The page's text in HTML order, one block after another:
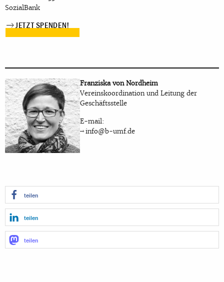
SozialBank
JETZT SPENDEN!
Franziska von Nordheim
Vereinskoordination und Leitung der
Geschäftsstelle
E-mail:
info@b-umf.de
teilen
teilen
teilen